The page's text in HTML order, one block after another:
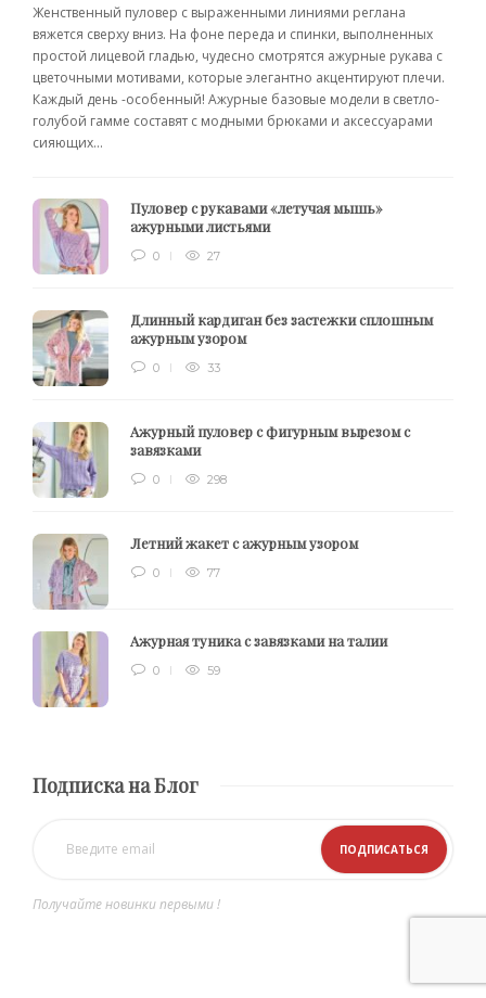
Женственный пуловер с выраженными линиями реглана
вяжется сверху вниз. На фоне переда и спинки, выполненных
простой лицевой гладью, чудесно смотрятся ажурные рукава с
цветочными мотивами, которые элегантно акцентируют плечи.
Каждый день -особенный! Ажурные базовые модели в светло-
голубой гамме составят с модными брюками и аксессуарами
сияющих...
Пуловер с рукавами «летучая мышь»
ажурными листьями
0 27
Длинный кардиган без застежки сплошным
ажурным узором
0 33
Ажурный пуловер с фигурным вырезом с
завязками
0 298
Летний жакет с ажурным узором
0 77
Ажурная туника с завязками на талии
0 59
Подписка на Блог
Получайте новинки первыми !